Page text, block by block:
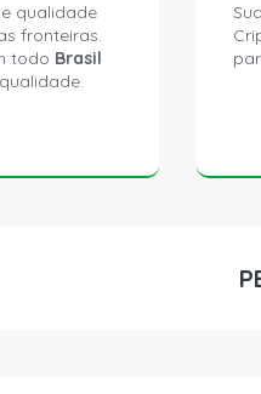
qualidade
fronteiras.
todo Brasil